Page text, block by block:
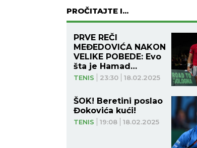
PROČITAJTE I...
TENIS 23:30 18.02.2025
PRVE REČI
MEĐEDOVIĆA NAKON
VELIKE POBEDE: Evo
šta je Hamad
poručio!
TENIS 19:08 18.02.2025
ŠOK! Beretini poslao
Đokovića kući!
NOVI SAD